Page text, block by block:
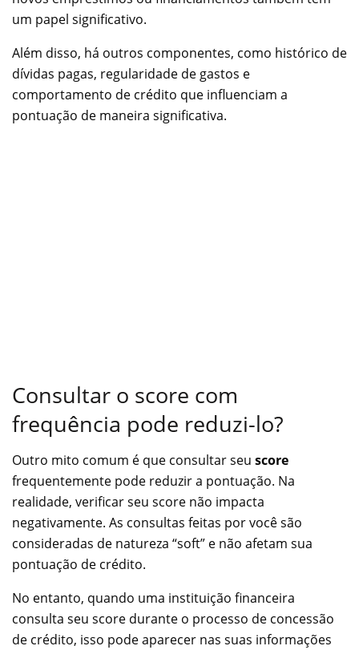
um papel significativo.
Além disso, há outros componentes, como histórico de
dívidas pagas, regularidade de gastos e
comportamento de crédito que influenciam a
pontuação de maneira significativa.
Consultar o score com
frequência pode reduzi-lo?
Outro mito comum é que consultar seu score
frequentemente pode reduzir a pontuação. Na
realidade, verificar seu score não impacta
negativamente. As consultas feitas por você são
consideradas de natureza “soft” e não afetam sua
pontuação de crédito.
No entanto, quando uma instituição financeira
consulta seu score durante o processo de concessão
de crédito, isso pode aparecer nas suas informações